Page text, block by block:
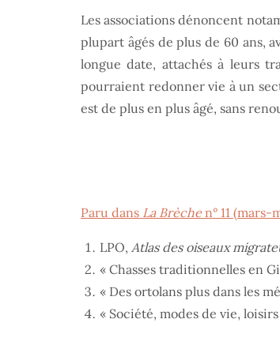
Les associations dénoncent
plupart âgés de plus de 60 ans,
longue date, attachés à leurs
pourraient redonner vie à un
est de plus en plus âgé, sans
Paru dans La Brèchen° 11 (mars-
LPO, Atlas des oiseaux
« Chasses traditionnelles en
« Des ortolans plus dans les
« Société, modes de vie,